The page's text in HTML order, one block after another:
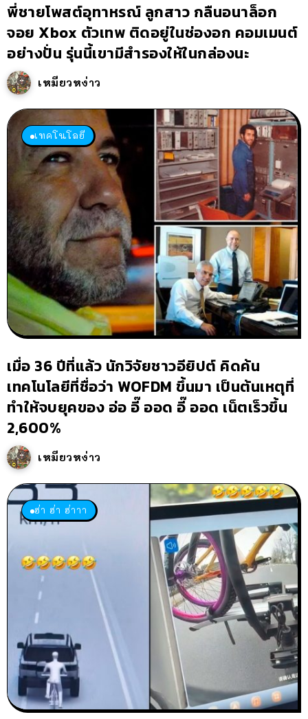
พี่ชายโพสต์อุทาหรณ์ ลูกสาว กลืนอนาล็อก
จอย Xbox ตัวเทพ ติดอยู่ในช่องอก คอมเมนต์
อย่างปั่น รุ่นนี้เขามีสำรองให้ในกล่องนะ
เหมียวหง่าว
เทคโนโลยี
เมื่อ 36 ปีที่แล้ว นักวิจัยชาวอียิปต์ คิดค้น
เทคโนโลยีที่ชื่อว่า WOFDM ขึ้นมา เป็นต้นเหตุที่
ทำให้จบยุคของ อ่อ อี๊ ออด อี๊ ออด เน็ตเร็วขึ้น
2,600%
เหมียวหง่าว
ฮ่า ฮ่า ฮ่าาา